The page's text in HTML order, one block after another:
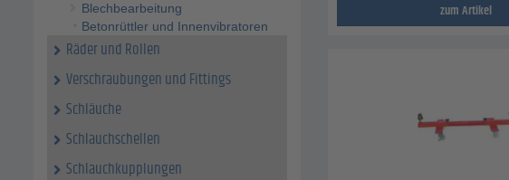
Blechbearbeitung
Betonrüttler und Innenvibratoren
Räder und Rollen
Verschraubungen und Fittings
Schläuche
Schlauchschellen
Schlauchkupplungen
zum Artikel